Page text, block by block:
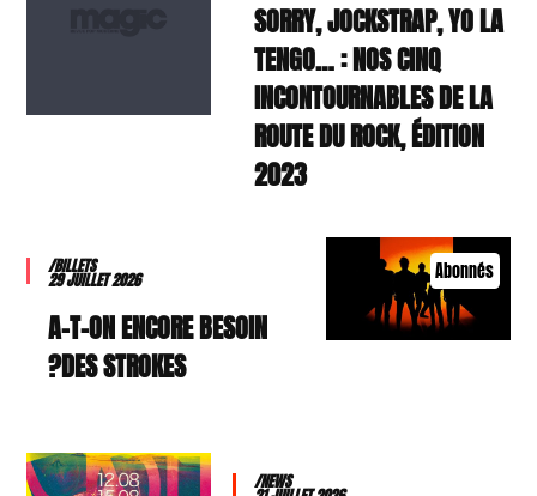
SORRY, JOCKSTRAP, YO LA
TENGO… : NOS CINQ
INCONTOURNABLES DE LA
ROUTE DU ROCK, ÉDITION
2023
Abonnés
/BILLETS
29 JUILLET 2026
A-T-ON ENCORE BESOIN
DES STROKES?
/NEWS